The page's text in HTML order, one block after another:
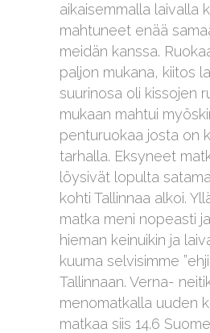
aikaisemmalla laivalla
mahtuneet enää
meidän kanssa.
paljon mukana, kiitos
suurinosa oli kissojen
mukaan mahtui
penturuokaa josta on
tarhalla. Eksyneet
löysivät lopulta
kohti Tallinnaa alkoi.
matka meni nopeasti
hieman keinuikin ja
kuuma selvisimme
Tallinnaan. Verna-
menomatkalla uuden
matkaa siis 14.6